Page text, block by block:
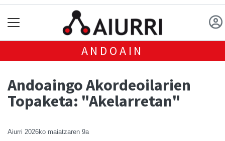
ANDOAIN
Andoaingo Akordeoilarien
Topaketa: "Akelarretan"
Aiurri 2026ko maiatzaren 9a